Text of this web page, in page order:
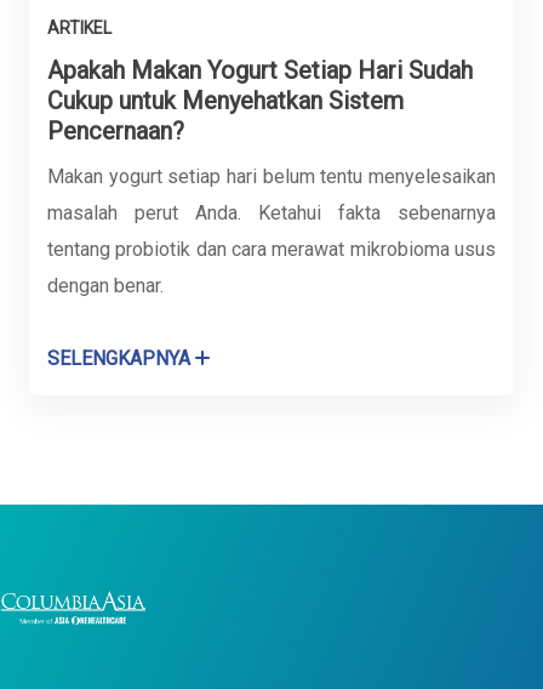
ARTIKEL
Apakah Makan Yogurt Setiap Hari Sudah
Cukup untuk Menyehatkan Sistem
Pencernaan?
Makan yogurt setiap hari belum tentu menyelesaikan
masalah perut Anda. Ketahui fakta sebenarnya
tentang probiotik dan cara merawat mikrobioma usus
dengan benar.
SELENGKAPNYA